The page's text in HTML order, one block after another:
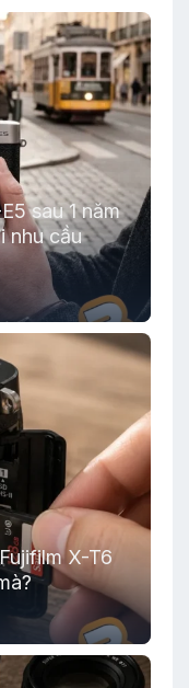
sau 1 năm
nhu cầu
X-T6